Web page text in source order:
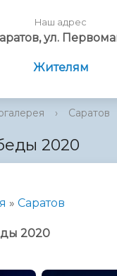
Наш адрес
ул.
Жителям
› Саратов
2020
» Саратов
2020